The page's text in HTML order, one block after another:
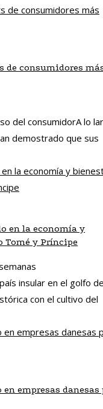
de consumidores
del consumidorA lo
demostrado que sus
en la economía y
Tomé y Príncipe
insular en el golfo
con el cultivo del
empresas danesas